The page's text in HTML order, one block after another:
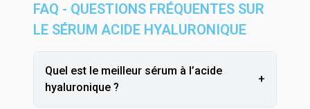
FAQ - QUESTIONS FRÉQUENTES SUR
LE SÉRUM ACIDE HYALURONIQUE
Quel est le meilleur sérum à l’acide
hyaluronique ?
+